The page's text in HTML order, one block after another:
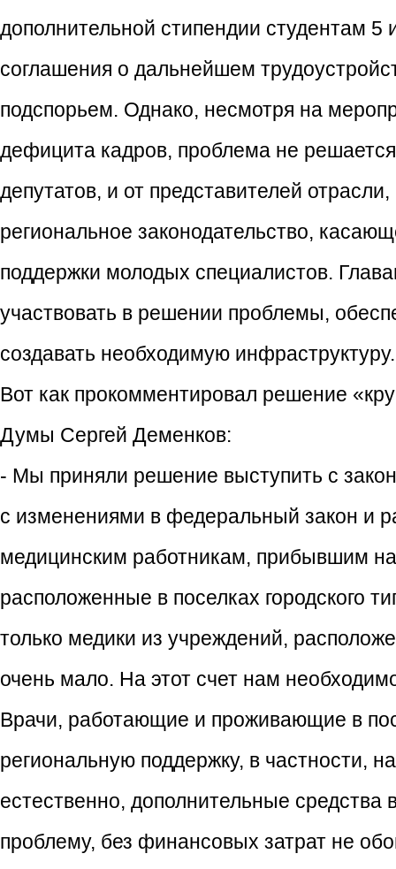
дополнительной стипендии студентам
соглашения о дальнейшем
подспорьем. Однако, несмотря на
дефицита кадров, проблема не
депутатов, и от представителей
региональное законодательство,
поддержки молодых специалистов.
участвовать в решении проблемы,
создавать необходимую инфраструктуру.
Вот как прокомментировал решение
Думы Сергей Деменков:
- Мы приняли решение выступить с
с изменениями в федеральный закон и
медицинским работникам, прибывшим
расположенные в поселках городского
только медики из учреждений,
очень мало. На этот счет нам
Врачи, работающие и проживающие в
региональную поддержку, в частности,
естественно, дополнительные
проблему, без финансовых затрат не